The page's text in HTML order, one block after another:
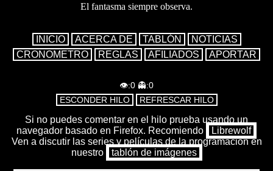
El fantasma siempre observa.
INICIO ACERCA DE TABLÓN
NOTICIAS
CRONOMETRO
REGLAS AFILIADOS APORTAR
👁:0 👻:0
ESCONDER HILO
REFRESCAR HILO
Si no puedes comentar en el hilo prueba usando un
navegador basado en Firefox. Recomiendo
Librewolf
Ven a discutir las series y películas de la programación en
nuestro
tablón de imágenes